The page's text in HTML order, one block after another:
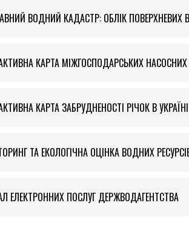
ВОДНИЙ КАДАСТР: ОБЛІК ПОВЕРХНЕВИХ
КАРТА МІЖГОСПОДАРСЬКИХ
КАРТА ЗАБРУДНЕНОСТІ РІЧОК В УКРАЇНІ
ТА ЕКОЛОГІЧНА ОЦІНКА ВОДНИХ
ЕЛЕКТРОННИХ ПОСЛУГ ДЕРЖВОДАГЕНТСТВА